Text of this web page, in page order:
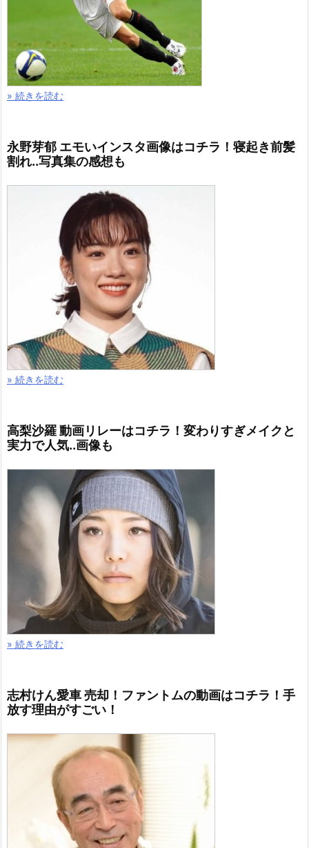
» 続きを読む
永野芽郁 エモいインスタ画像はコチラ！寝起き前髪
割れ..写真集の感想も
» 続きを読む
高梨沙羅 動画リレーはコチラ！変わりすぎメイクと
実力で人気..画像も
» 続きを読む
志村けん愛車 売却！ファントムの動画はコチラ！手
放す理由がすごい！